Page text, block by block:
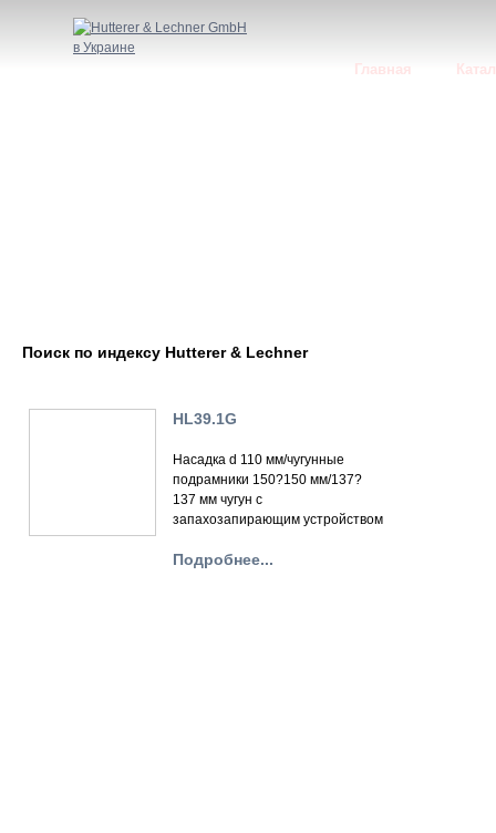
Главная
Поиск по индексу Hutterer & Lechner
HL39.1G
Насадка d 110 мм/чугунные
подрамники 150?150 мм/137?
137 мм чугун с
запахозапирающим устройством
Подробнее...